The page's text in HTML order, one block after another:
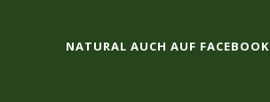
NATURAL AUCH AUF FACEBOOK